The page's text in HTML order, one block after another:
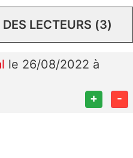
LECTEURS (3)
le 26/08/2022 à
+ -